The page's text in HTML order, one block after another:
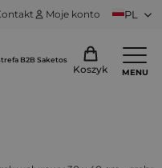
Moje konto PL
B2B Saketos
Koszyk MENU